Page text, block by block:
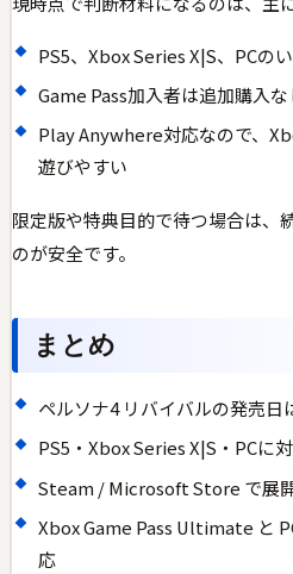
PS5、Xbox Series X|S、PCの
Game Pass加入者は追加購入
Play Anywhere対応なので、
遊びやすい
限定版や特典目的で待つ場合は、
のが安全です。
まとめ
ペルソナ4 リバイバルの発売日
PS5・Xbox Series X|S・PCに
Steam / Microsoft Store で展
Xbox Game Pass Ultimate と
応